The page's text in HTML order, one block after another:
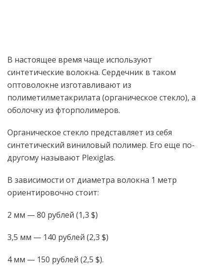
В настоящее время чаще используют
синтетические волокна. Сердечник в таком
оптоволокне изготавливают из
полиметилметакрилата (органическое стекло), а
оболочку из фторполимеров.
Органическое стекло представляет из себя
синтетический виниловый полимер. Его еще по-
другому называют Plexiglas.
В зависимости от диаметра волокна 1 метр
ориентировочно стоит:
2 мм — 80 рублей (1,3 $)
3,5 мм — 140 рублей (2,3 $)
4 мм — 150 рублей (2,5 $).